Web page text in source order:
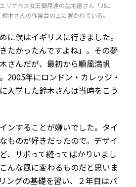
リザベス女王御用達の生地屋さん「J&J
木さんの作業台の上に置かれている。
に僕はイギリスに行きました。
たかったんですよね」。その夢
さんだが、最初から順風満帆
2005年にロンドン・カレッジ・
入学した鈴木さんは当時をこう
ンすることが嫌いでした。タイ
ものが好きだったので。デザイ
、サボって縫ってばかりいまし
んな風に変わるものだと思いま
ングの基礎を習い、２年目はパ